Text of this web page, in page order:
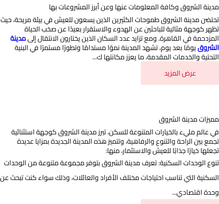
مدينة الشروق وكافة المعلومات عنها وعن أبرز المشروعات بها
تحتضن مدينة الشروق طموحات الكثيرين الذين يسعون للعيش في بيئة مريحة، حيث
تظهر كوجهة مثالية للباحثين عن الهدوء والاستقرار بعيدًا عن صخب الحياة
المزدحمة في القاهرة. ومع تزايد عدد السكان الذين يختارون الانتقال إلىمدينة
الشروقيومًا بعد يوم، تشهد المدينة نموًا مستدامًا وتطورًا مستمرًا في البنية
التحتية والخدمات المقدمة، ما يعزز مكانتها ك...
عرض المزيد
مميزات مدينة الشروق
في عالم مليء بالخيارات المتنوعة للسكن، تبرز مدينة الشروق كوجهة استثنائية
تجمع بين الراحة والتنوع والرفاهية، وتتميز هذه المدينة الجديدة بمزايا عديدة
تجعلها خيارًا جذابًا للعيش والاستثمار، منها:
تنوع الوحدات السكنية: تعرف مدينة الشروق بتوفر مجموعة متنوعة من الوحدات
السكنية التي تناسب احتياجات مختلف الأفراد والعائلات، وذلك سواء كنت تبحث عن
وحدة اقتصادي...